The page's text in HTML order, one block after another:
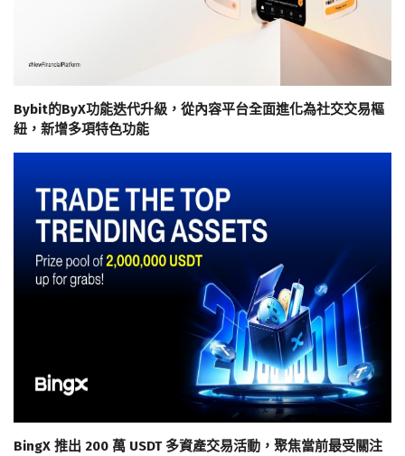
Bybit的ByX功能迭代升級，從內容平台全面進化為社交交易樞
紐，新增多項特色功能
BingX 推出 200 萬 USDT 多資產交易活動，聚焦當前最受關注